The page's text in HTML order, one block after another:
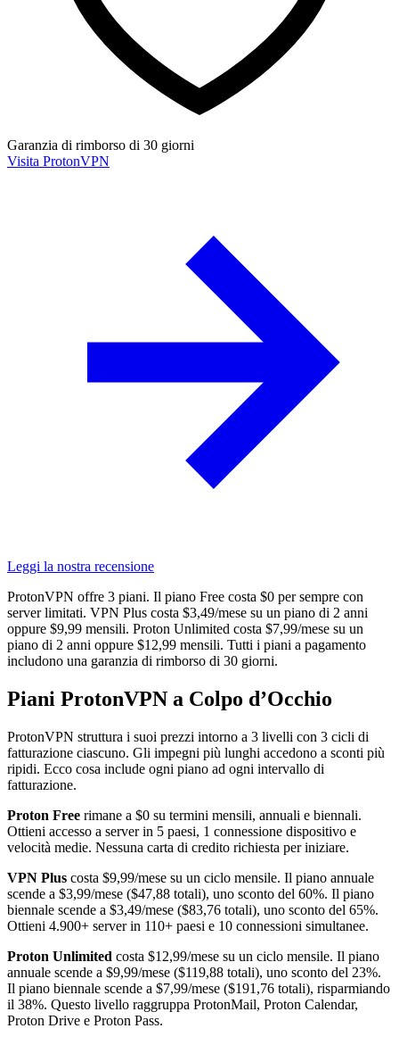
Garanzia di rimborso di 30 giorni
Visita ProtonVPN
Leggi la nostra recensione
ProtonVPN offre 3 piani. Il piano Free costa $0 per sempre con
server limitati. VPN Plus costa $3,49/mese su un piano di 2 anni
oppure $9,99 mensili. Proton Unlimited costa $7,99/mese su un
piano di 2 anni oppure $12,99 mensili. Tutti i piani a pagamento
includono una garanzia di rimborso di 30 giorni.
Piani ProtonVPN a Colpo d’Occhio
ProtonVPN struttura i suoi prezzi intorno a 3 livelli con 3 cicli di
fatturazione ciascuno. Gli impegni più lunghi accedono a sconti più
ripidi. Ecco cosa include ogni piano ad ogni intervallo di
fatturazione.
Proton Free rimane a $0 su termini mensili, annuali e biennali.
Ottieni accesso a server in 5 paesi, 1 connessione dispositivo e
velocità medie. Nessuna carta di credito richiesta per iniziare.
VPN Plus costa $9,99/mese su un ciclo mensile. Il piano annuale
scende a $3,99/mese ($47,88 totali), uno sconto del 60%. Il piano
biennale scende a $3,49/mese ($83,76 totali), uno sconto del 65%.
Ottieni 4.900+ server in 110+ paesi e 10 connessioni simultanee.
Proton Unlimited costa $12,99/mese su un ciclo mensile. Il piano
annuale scende a $9,99/mese ($119,88 totali), uno sconto del 23%.
Il piano biennale scende a $7,99/mese ($191,76 totali), risparmiando
il 38%. Questo livello raggruppa ProtonMail, Proton Calendar,
Proton Drive e Proton Pass.